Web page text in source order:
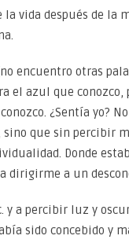
vida después de la
encuentro otras
el azul que
¿Sentía yo?
que sin percibir
Donde
dirigirme a un
a percibir luz y
sido concebido y